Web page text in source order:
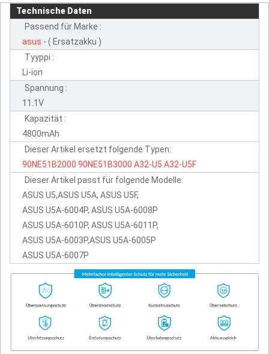
Technische Daten
Passend für Marke :
asus - ( Ersatzakku )
Tyyppi :
Li-ion
Spannung :
11.1V
Kapazität :
4800mAh
Dieser Artikel ersetzt folgende Typen:
90NE51B2000 90NE51B3000 A32-U5 A32-U5F
Dieser Artikel passt für folgende Modelle:
ASUS U5,ASUS U5A, ASUS U5F,
ASUS U5A-6004P, ASUS U5A-6008P
ASUS U5A-6010P, ASUS U5A-6011P,
ASUS U5A-6003P,ASUS U5A-6005P
ASUS U5A-6007P